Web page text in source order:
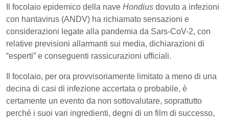
Il focolaio epidemico della nave Hondius dovuto a infezioni
con hantavirus (ANDV) ha richiamato sensazioni e
considerazioni legate alla pandemia da Sars-CoV-2, con
relative previsioni allarmanti sui media, dichiarazioni di
“esperti” e conseguenti rassicurazioni ufficiali.
Il focolaio, per ora provvisoriamente limitato a meno di una
decina di casi di infezione accertata o probabile, è
certamente un evento da non sottovalutare, soprattutto
perché i suoi vari ingredienti, degni di un film di successo,